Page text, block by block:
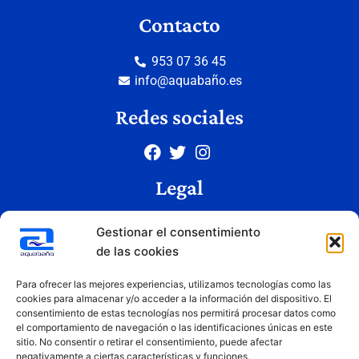
Gestionar el consentimiento
de las cookies
Para ofrecer las mejores experiencias, utilizamos tecnologías como las
cookies para almacenar y/o acceder a la información del dispositivo. El
consentimiento de estas tecnologías nos permitirá procesar datos como
el comportamiento de navegación o las identificaciones únicas en este
sitio. No consentir o retirar el consentimiento, puede afectar
negativamente a ciertas características y funciones.
Contacto
953 07 36 45
info@aquabaño.es
Redes sociales
Legal
Política de privacidad
Condiciones de uso
Copyright © 2026 Aquabaño | Todos los derechos reservados
Diseñado porInnovation Studio